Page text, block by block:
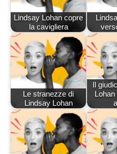
Lindsay Lohan copre
la cavigliera
Le stranezze di
Lindsay Lohan
Il